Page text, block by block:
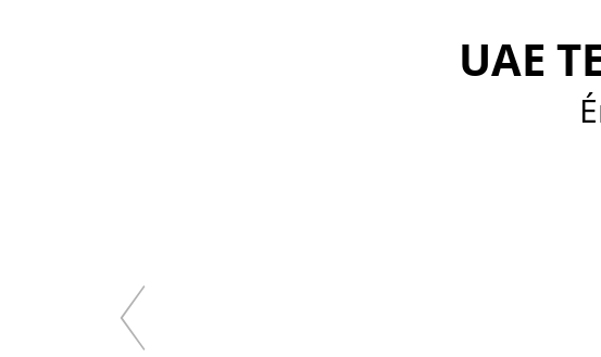
UAE